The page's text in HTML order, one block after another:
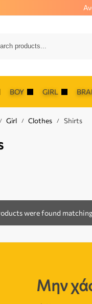
BOY GIRL
/ Girl / Clothes / Shirts
were found
Μην